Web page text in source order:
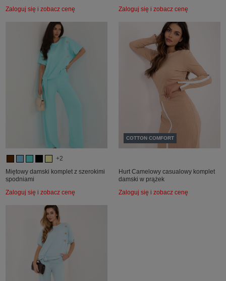
Zaloguj się i zobacz cenę Zaloguj się i zobacz cenę
+2
Miętowy damski komplet z szerokimi
spodniami
Zaloguj się i zobacz cenę
COTTON COMFORT
Hurt Camelowy casualowy komplet
damski w prążek
Zaloguj się i zobacz cenę